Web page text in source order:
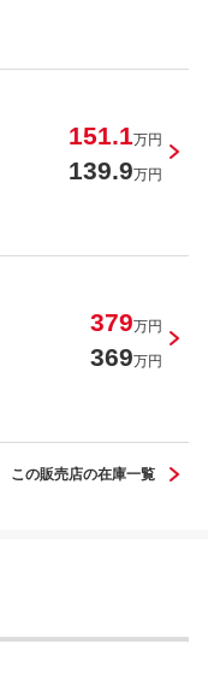
151.1万円
139.9万円
379万円
369万円
この販売店の在庫一覧